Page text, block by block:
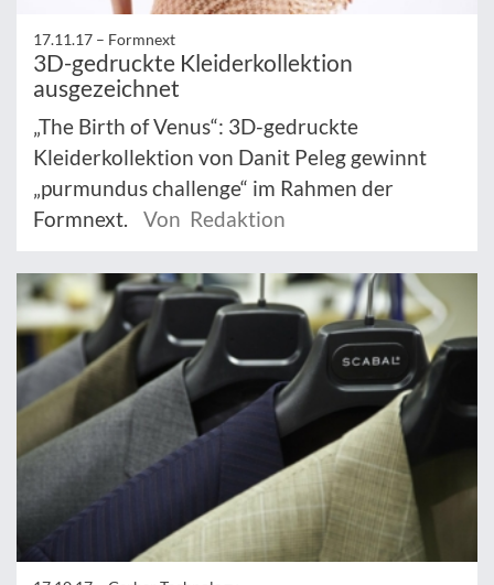
17.11.17 – Formnext
3D-gedruckte Kleiderkollektion
ausgezeichnet
„The Birth of Venus“: 3D-gedruckte
Kleiderkollektion von Danit Peleg gewinnt
„purmundus challenge“ im Rahmen der
Formnext.
Von Redaktion